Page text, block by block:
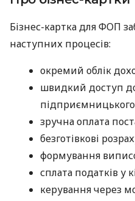
Бізнес-картка для ФОП
наступних процесів:
окремий облік
швидкий доступ
зручна оплата
безготівкові
формування
сплата податків у
керування через